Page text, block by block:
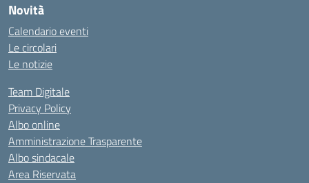
Novità
Calendario eventi
Le circolari
Le notizie
Team Digitale
Privacy Policy
Albo online
Amministrazione Trasparente
Albo sindacale
Area Riservata